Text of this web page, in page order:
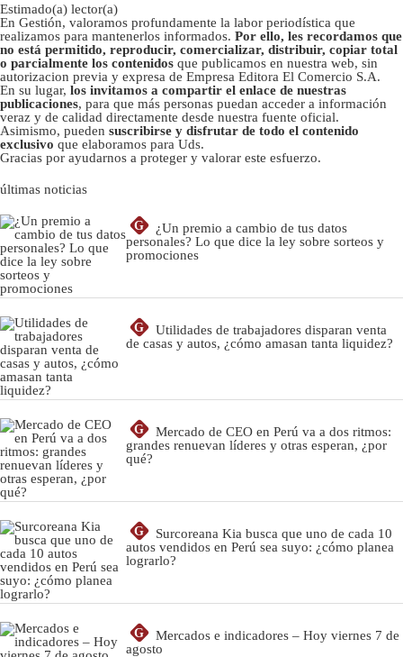
Estimado(a) lector(a)
En Gestión, valoramos profundamente la labor periodística que
realizamos para mantenerlos informados. Por ello, les recordamos que
no está permitido, reproducir, comercializar, distribuir, copiar total
o parcialmente los contenidos que publicamos en nuestra web, sin
autorizacion previa y expresa de Empresa Editora El Comercio S.A.
En su lugar, los invitamos a compartir el enlace de nuestras
publicaciones, para que más personas puedan acceder a información
veraz y de calidad directamente desde nuestra fuente oficial.
Asimismo, pueden suscribirse y disfrutar de todo el contenido
exclusivo que elaboramos para Uds.
Gracias por ayudarnos a proteger y valorar este esfuerzo.
últimas noticias
G
¿Un premio a cambio de tus datos
personales? Lo que dice la ley sobre sorteos y
promociones
G
Utilidades de trabajadores disparan venta
de casas y autos, ¿cómo amasan tanta liquidez?
G
Mercado de CEO en Perú va a dos ritmos:
grandes renuevan líderes y otras esperan, ¿por
qué?
G
Surcoreana Kia busca que uno de cada 10
autos vendidos en Perú sea suyo: ¿cómo planea
lograrlo?
G
Mercados e indicadores – Hoy viernes 7 de
agosto